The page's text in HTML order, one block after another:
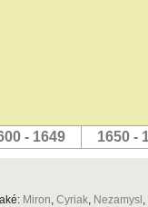
- 1649 1650 -
Miron, Cyriak, Nezamysl ,